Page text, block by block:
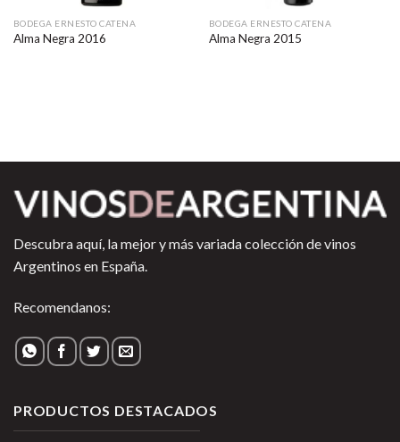
BODEGA ERNESTO CATENA
Alma Negra 2016
BODEGA ERNESTO CATENA
Alma Negra 2015
Descubra aquí, la mejor y más variada colección de vinos
Argentinos en España.
Recomendanos:
PRODUCTOS DESTACADOS